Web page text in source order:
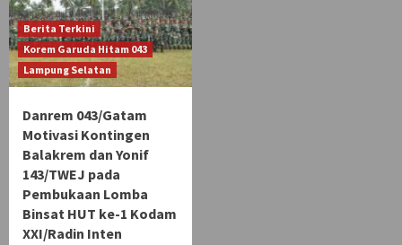
Berita Terkini
Korem Garuda Hitam 043
Lampung Selatan
Danrem 043/Gatam
Motivasi Kontingen
Balakrem dan Yonif
143/TWEJ pada
Pembukaan Lomba
Binsat HUT ke-1 Kodam
XXI/Radin Inten